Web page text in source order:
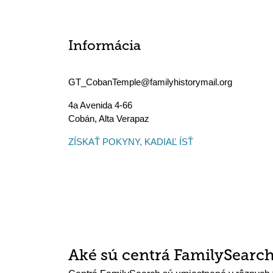
Informácia
GT_CobanTemple@familyhistorymail.org
4a Avenida 4-66
Cobán, Alta Verapaz
ZÍSKAŤ POKYNY, KADIAĽ ÍSŤ
Aké sú centrá